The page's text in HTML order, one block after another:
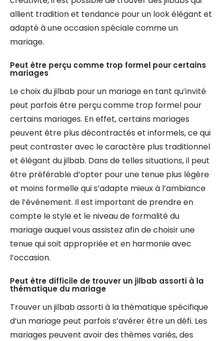
allient tradition et tendance pour un look élégant et
adapté à une occasion spéciale comme un
mariage.
Peut être perçu comme trop formel pour certains
mariages
Le choix du jilbab pour un mariage en tant qu’invité
peut parfois être perçu comme trop formel pour
certains mariages. En effet, certains mariages
peuvent être plus décontractés et informels, ce qui
peut contraster avec le caractère plus traditionnel
et élégant du jilbab. Dans de telles situations, il peut
être préférable d’opter pour une tenue plus légère
et moins formelle qui s’adapte mieux à l’ambiance
de l’événement. Il est important de prendre en
compte le style et le niveau de formalité du
mariage auquel vous assistez afin de choisir une
tenue qui soit appropriée et en harmonie avec
l’occasion.
Peut être difficile de trouver un jilbab assorti à la
thématique du mariage
Trouver un jilbab assorti à la thématique spécifique
d’un mariage peut parfois s’avérer être un défi. Les
mariages peuvent avoir des thèmes variés, des